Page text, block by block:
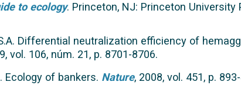
to ecology. Princeton, NJ: Princeton University
Differential neutralization efficiency of
vol. 106, núm. 21, p. 8701-8706.
Ecology of bankers. Nature, 2008, vol. 451, p.